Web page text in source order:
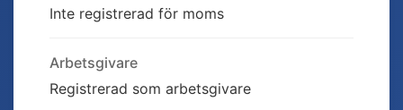
Inte registrerad för moms
Arbetsgivare
Registrerad som arbetsgivare